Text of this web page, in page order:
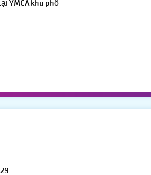
YMCA khu phố